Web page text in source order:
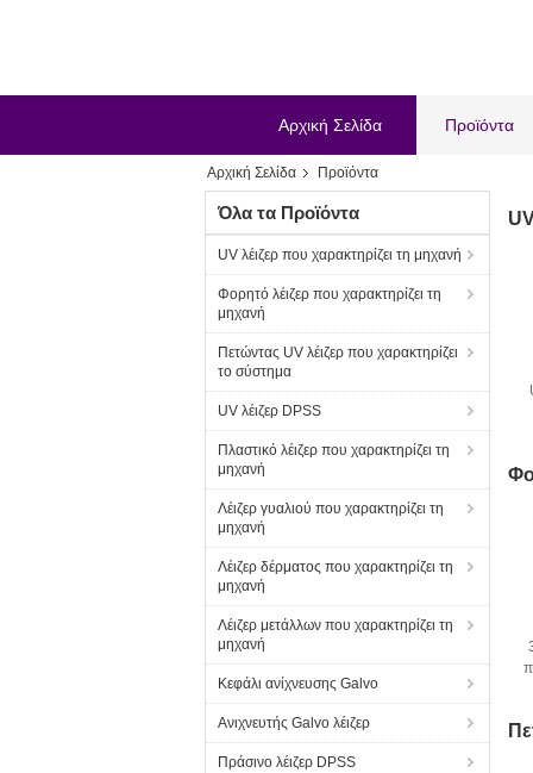
Αρχική Σελίδα Προϊόντα
Αρχική Σελίδα Προϊόντα
Όλα τα Προϊόντα
UV λέιζερ που χαρακτηρίζει τη μηχανή
Φορητό λέιζερ που χαρακτηρίζει τη
μηχανή
Πετώντας UV λέιζερ που χαρακτηρίζει
το σύστημα
UV λέιζερ DPSS
Πλαστικό λέιζερ που χαρακτηρίζει τη
μηχανή
Λέιζερ γυαλιού που χαρακτηρίζει τη
μηχανή
Λέιζερ δέρματος που χαρακτηρίζει τη
μηχανή
Λέιζερ μετάλλων που χαρακτηρίζει τη
μηχανή
Κεφάλι ανίχνευσης Galvo
Ανιχνευτής Galvo λέιζερ
Πράσινο λέιζερ DPSS